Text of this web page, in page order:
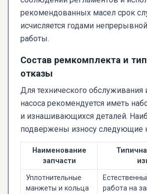
рекомендованных масел срок
исчисляется годами
работы.
Состав ремкомплекта и
отказы
Для технического обслуживания
насоса рекомендуется иметь
и изнашивающихся деталей.
подвержены износу следующие
Наименование
запчасти
Уплотнительные
манжеты и кольца
работа на